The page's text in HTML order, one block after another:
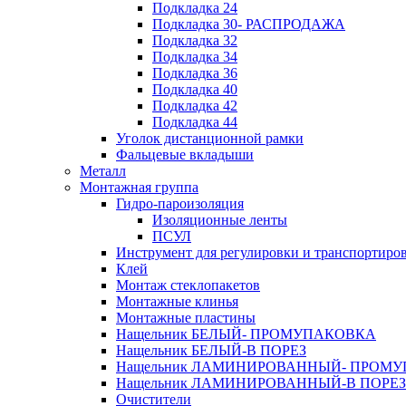
Подкладка 24
Подкладка 30- РАСПРОДАЖА
Подкладка 32
Подкладка 34
Подкладка 36
Подкладка 40
Подкладка 42
Подкладка 44
Уголок дистанционной рамки
Фальцевые вкладыши
Металл
Монтажная группа
Гидро-пароизоляция
Изоляционные ленты
ПСУЛ
Инструмент для регулировки и
Клей
Монтаж стеклопакетов
Монтажные клинья
Монтажные пластины
Нащельник БЕЛЫЙ- ПРОМУПАКОВКА
Нащельник БЕЛЫЙ-В ПОРЕЗ
Нащельник ЛАМИНИРОВАННЫЙ-
Нащельник ЛАМИНИРОВАННЫЙ-В ПОРЕЗ
Очистители